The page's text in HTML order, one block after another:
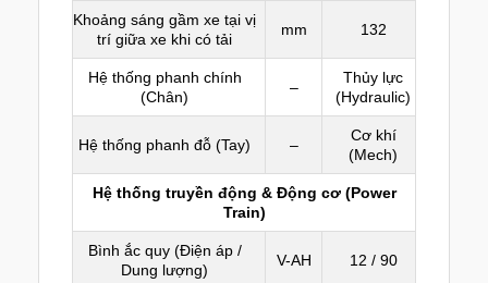
Khoảng sáng gầm xe tại vị
trí giữa xe khi có tải
mm 132
Hệ thống phanh chính
(Chân)
–
Thủy lực
(Hydraulic)
Hệ thống phanh đỗ (Tay) –
Cơ khí
(Mech)
Hệ thống truyền động & Động cơ (Power
Train)
Bình ắc quy (Điện áp /
Dung lượng)
V-AH 12 / 90